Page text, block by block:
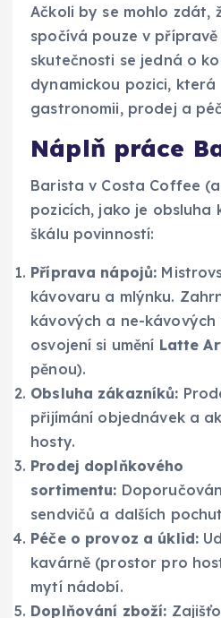
Ačkoli by se mohlo zdát,
spočívá pouze v přípravě
skutečnosti se jedná o
dynamickou pozici, která
gastronomii, prodej a
Náplň práce
Barista v Costa Coffee
pozicích, jako je obsluha
škálu povinností:
Příprava nápojů:
kávovaru a mlýnku.
kávových a ne-kávových
osvojení si umění Latte
pěnou).
Obsluha zákazníků:
přijímání objednávek a
hosty.
Prodej doplňkového
sortimentu:
sendvičů a dalších
Péče o provoz a úklid:
kavárně (prostor pro
mytí nádobí.
Doplňování zboží: